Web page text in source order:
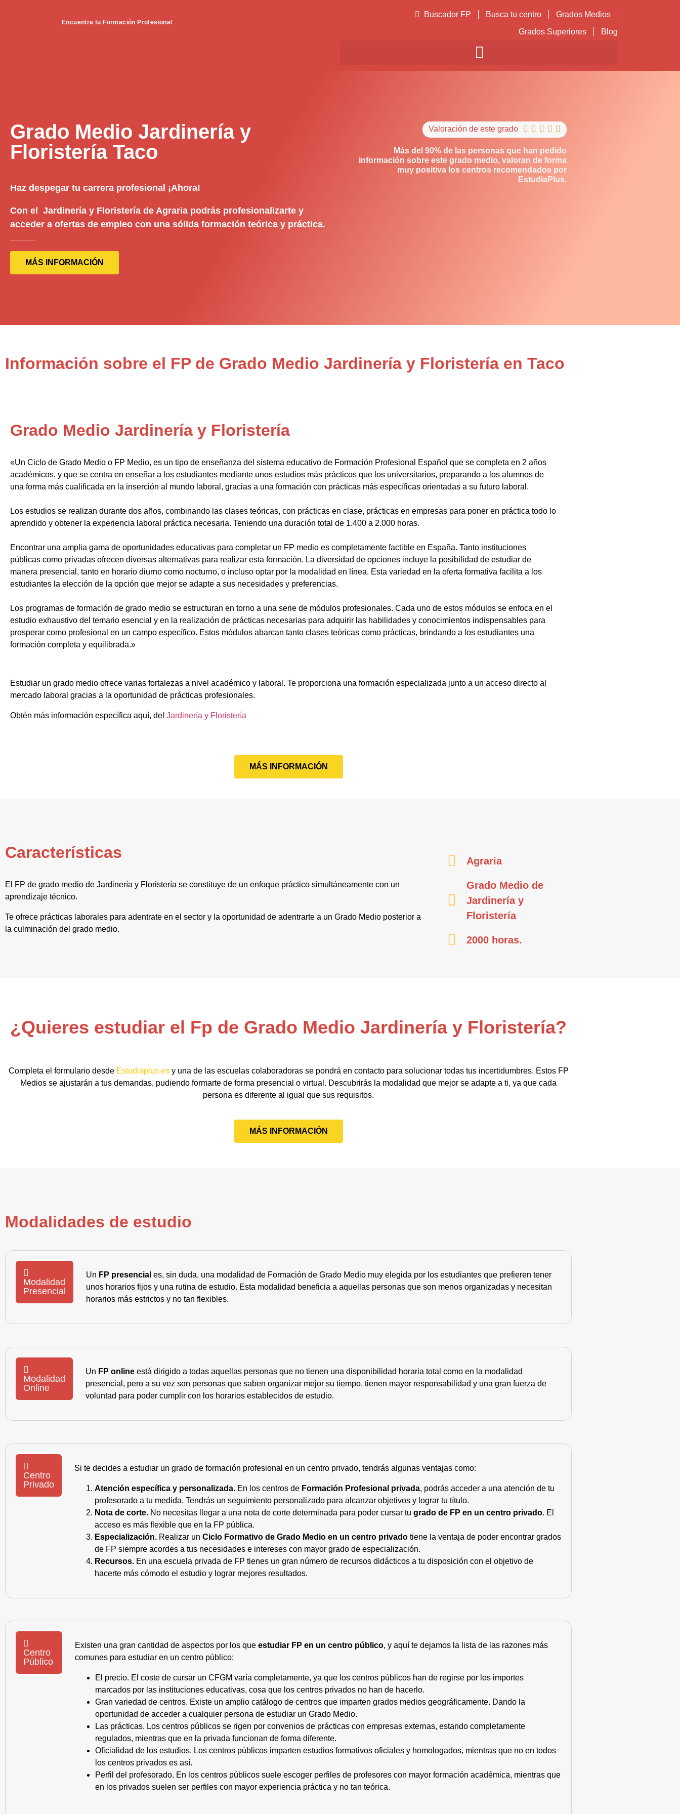
Encuentra tu Formación Profesional
Buscador FP Busca tu centro
Grados Medios
Grados Superiores
Blog
Grado Medio Jardinería y
Floristería Taco
Haz despegar tu carrera profesional ¡Ahora!
Con el Jardinería y Floristería de Agraria podrás profesionalizarte y
acceder a ofertas de empleo con una sólida formación teórica y práctica.
MÁS INFORMACIÓN
Valoración de este grado     
Más del 90% de las personas que han pedido
información sobre este grado medio, valoran de forma
muy positiva los centros recomendados por
EstudiaPlus.
Información sobre el FP de Grado Medio Jardinería y Floristería en Taco
Grado Medio Jardinería y Floristería
«Un Ciclo de Grado Medio o FP Medio, es un tipo de enseñanza del sistema educativo de Formación Profesional Español que se completa en 2 años
académicos, y que se centra en enseñar a los estudiantes mediante unos estudios más prácticos que los universitarios, preparando a los alumnos de
una forma más cualificada en la inserción al mundo laboral, gracias a una formación con prácticas más específicas orientadas a su futuro laboral.
Los estudios se realizan durante dos años, combinando las clases teóricas, con prácticas en clase, prácticas en empresas para poner en práctica todo lo
aprendido y obtener la experiencia laboral práctica necesaria. Teniendo una duración total de 1.400 a 2.000 horas.
Encontrar una amplia gama de oportunidades educativas para completar un FP medio es completamente factible en España. Tanto instituciones
públicas como privadas ofrecen diversas alternativas para realizar esta formación. La diversidad de opciones incluye la posibilidad de estudiar de
manera presencial, tanto en horario diurno como nocturno, o incluso optar por la modalidad en línea. Esta variedad en la oferta formativa facilita a los
estudiantes la elección de la opción que mejor se adapte a sus necesidades y preferencias.
Los programas de formación de grado medio se estructuran en torno a una serie de módulos profesionales. Cada uno de estos módulos se enfoca en el
estudio exhaustivo del temario esencial y en la realización de prácticas necesarias para adquirir las habilidades y conocimientos indispensables para
prosperar como profesional en un campo específico. Estos módulos abarcan tanto clases teóricas como prácticas, brindando a los estudiantes una
formación completa y equilibrada.»
Estudiar un grado medio ofrece varias fortalezas a nivel académico y laboral. Te proporciona una formación especializada junto a un acceso directo al
mercado laboral gracias a la oportunidad de prácticas profesionales.
Obtén más información específica aquí, del Jardinería y Floristería
MÁS INFORMACIÓN
Características
El FP de grado medio de Jardinería y Floristería se constituye de un enfoque práctico simultáneamente con un
aprendizaje técnico.
Te ofrece prácticas laborales para adentrate en el sector y la oportunidad de adentrarte a un Grado Medio posterior a
la culminación del grado medio.
Agraria
Grado Medio de
Jardinería y
Floristería
2000 horas.
¿Quieres estudiar el Fp de Grado Medio Jardinería y Floristería?
Completa el formulario desde Estudiaplus.esy una de las escuelas colaboradoras se pondrá en contacto para solucionar todas tus incertidumbres. Estos FP
Medios se ajustarán a tus demandas, pudiendo formarte de forma presencial o virtual. Descubrirás la modalidad que mejor se adapte a ti, ya que cada
persona es diferente al igual que sus requisitos.
MÁS INFORMACIÓN
Modalidades de estudio
Modalidad
Presencial
Un FP presencial es, sin duda, una modalidad de Formación de Grado Medio muy elegida por los estudiantes que prefieren tener
unos horarios fijos y una rutina de estudio. Esta modalidad beneficia a aquellas personas que son menos organizadas y necesitan
horarios más estrictos y no tan flexibles.
Modalidad
Online
Un FP online está dirigido a todas aquellas personas que no tienen una disponibilidad horaria total como en la modalidad
presencial, pero a su vez son personas que saben organizar mejor su tiempo, tienen mayor responsabilidad y una gran fuerza de
voluntad para poder cumplir con los horarios establecidos de estudio.
Centro
Privado
Si te decides a estudiar un grado de formación profesional en un centro privado, tendrás algunas ventajas como:
Atención específica y personalizada. En los centros de Formación Profesional privada, podrás acceder a una atención de tu
profesorado a tu medida. Tendrás un seguimiento personalizado para alcanzar objetivos y lograr tu título.
Nota de corte. No necesitas llegar a una nota de corte determinada para poder cursar tu grado de FP en un centro privado. El
acceso es más flexible que en la FP pública.
Especialización. Realizar un Ciclo Formativo de Grado Medio en un centro privado tiene la ventaja de poder encontrar grados
de FP siempre acordes a tus necesidades e intereses con mayor grado de especialización.
Recursos. En una escuela privada de FP tienes un gran número de recursos didácticos a tu disposición con el objetivo de
hacerte más cómodo el estudio y lograr mejores resultados.
Centro
Público
Existen una gran cantidad de aspectos por los queestudiar FP en un centro público, y aquí te dejamos la lista de las razones más
comunes para estudiar en un centro público:
El precio. El coste de cursar un CFGM varía completamente, ya que los centros públicos han de regirse por los importes
marcados por las instituciones educativas, cosa que los centros privados no han de hacerlo.
Gran variedad de centros. Existe un amplio catálogo de centros que imparten grados medios geográficamente. Dando la
oportunidad de acceder a cualquier persona de estudiar un Grado Medio.
Las prácticas. Los centros públicos se rigen por convenios de prácticas con empresas externas, estando completamente
regulados, mientras que en la privada funcionan de forma diferente.
Oficialidad de los estudios. Los centros públicos imparten estudios formativos oficiales y homologados, mientras que no en todos
los centros privados es así.
Perfil del profesorado. En los centros públicos suele escoger perfiles de profesores con mayor formación académica, mientras que
en los privados suelen ser perfiles con mayor experiencia práctica y no tan teórica.